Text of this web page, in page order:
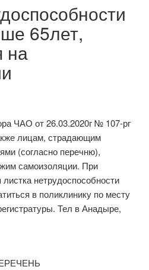
65лет,
на
ЧАО от 26.03.2020г № 107-рг
лицам, страдающим
(согласно перечню),
самоизоляции. При
нетрудоспособности
в поликлинику по месту
Тел в Анадыре,